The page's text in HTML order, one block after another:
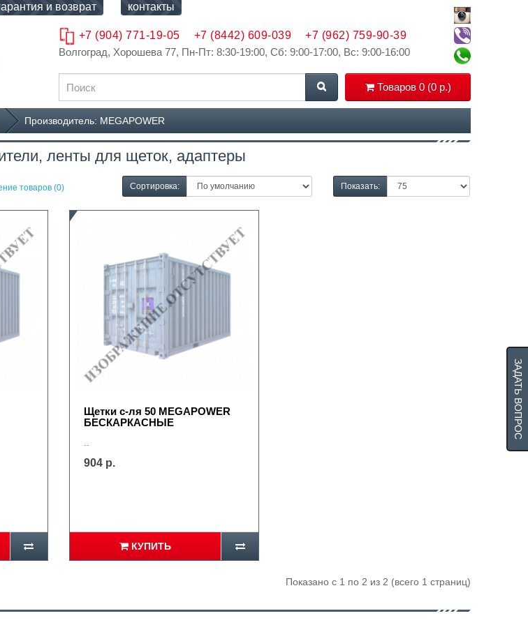
и возврат контакты
Волгоград, Хорошева 77, Пн-Пт: 8:30-19:00, Сб: 9:00-17:00, Вс: 9:00-16:00
Товаров 0 (0 р.)
+7 (904) 771-19-05 +7 (8442) 609-039 +7 (962) 759-90-39
Производитель: MEGAPOWER
ленты для щеток, адаптеры
товаров (0) Сортировка: Показать:
Щетки с-ля 50 MEGAPOWER
БЕСКАРКАСНЫЕ
..
904 р.
КУПИТЬ
Показано с 1 по 2 из 2 (всего 1 страниц)
ЗАДАТЬ ВОПРОС